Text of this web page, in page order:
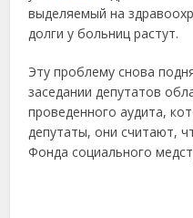
выделяемый на
долги у больниц растут.
Эту проблему снова
заседании депутатов
проведенного аудита,
депутаты, они считают,
Фонда социального